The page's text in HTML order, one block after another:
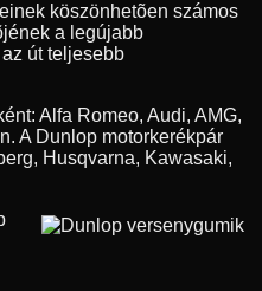
köszönhetõen számos
a legújabb
út teljesebb
Alfa Romeo, Audi, AMG,
A Dunlop motorkerékpár
Husqvarna, Kawasaki,